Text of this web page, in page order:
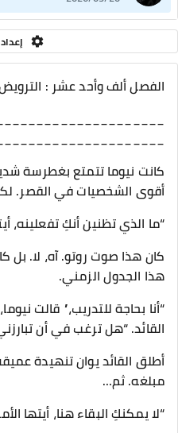
الفصل ألف وأحد عشر :
كانت نيوما تتمتع بغطرسة
أقوى الشخصيات في القصر.
“ما الذي تظنين أنكِ تفعلينه،
كان هذا صوت روتو. آه، لا. بل
هذا الجدول الزمني.
“أنا بحاجة للتدريب،” قالت
القائد. “هل ترغب في أن
أطلق القائد يوان تنهيدة
مبلغه. ثم…
“لا يمكنكِ البقاء هنا، أيتها